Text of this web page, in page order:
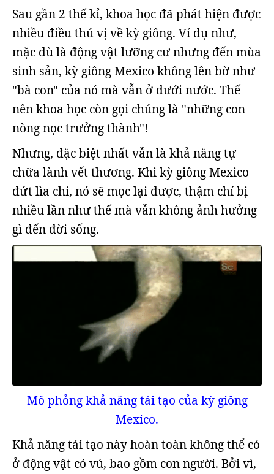
Sau gần 2 thế kỉ, khoa học đã phát hiện được
nhiều điều thú vị về kỳ giông. Ví dụ như,
mặc dù là động vật lưỡng cư nhưng đến mùa
sinh sản, kỳ giông Mexico không lên bờ như
"bà con" của nó mà vẫn ở dưới nước. Thế
nên khoa học còn gọi chúng là "những con
nòng nọc trưởng thành"!
Nhưng, đặc biệt nhất vẫn là khả năng tự
chữa lành vết thương. Khi kỳ giông Mexico
đứt lìa chi, nó sẽ mọc lại được, thậm chí bị
nhiều lần như thế mà vẫn không ảnh hưởng
gì đến đời sống.
Mô phỏng khả năng tái tạo của kỳ giông
Mexico.
Khả năng tái tạo này hoàn toàn không thể có
ở động vật có vú, bao gồm con người. Bởi vì,